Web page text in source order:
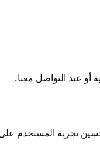
أو عند التواصل معنا.